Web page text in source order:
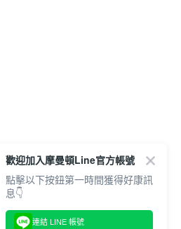
歡迎加入摩曼頓Line官方帳號
點擊以下按鈕第一時間獲得好康訊
息👇
連結 LINE 帳號